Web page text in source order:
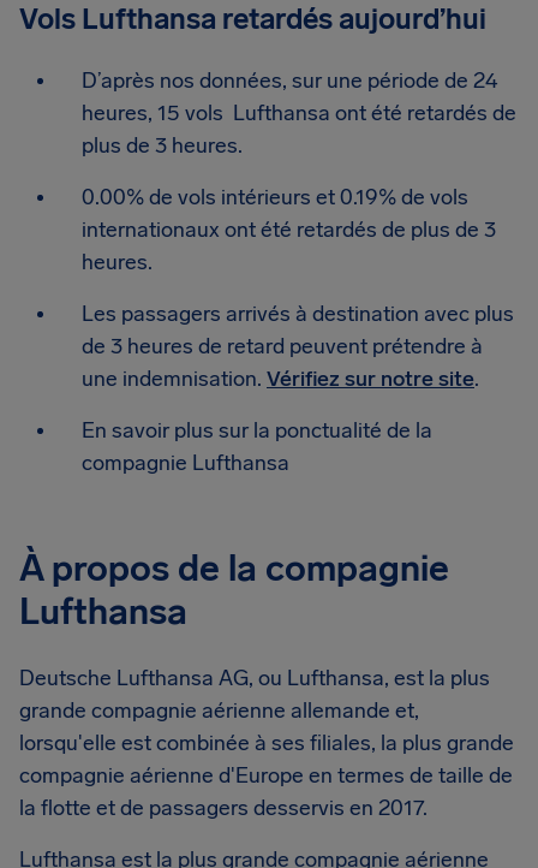
Vols Lufthansa retardés aujourd’hui
D’après nos données, sur une période de 24
heures, 15 vols Lufthansa ont été retardés de
plus de 3 heures.
0.00% de vols intérieurs et 0.19% de vols
internationaux ont été retardés de plus de 3
heures.
Les passagers arrivés à destination avec plus
de 3 heures de retard peuvent prétendre à
une indemnisation. Vérifiez sur notre site.
En savoir plus sur la ponctualité de la
compagnie Lufthansa
À propos de la compagnie
Lufthansa
Deutsche Lufthansa AG, ou Lufthansa, est la plus
grande compagnie aérienne allemande et,
lorsqu'elle est combinée à ses filiales, la plus grande
compagnie aérienne d'Europe en termes de taille de
la flotte et de passagers desservis en 2017.
Lufthansa est la plus grande compagnie aérienne